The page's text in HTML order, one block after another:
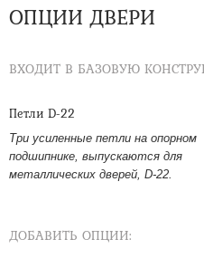
ОПЦИИ ДВЕРИ
ВХОДИТ В БАЗОВУЮ
Петли D-22
Три усиленные петли на опорном
подшипнике, выпускаются для
металлических дверей, D-22.
ДОБАВИТЬ ОПЦИИ: